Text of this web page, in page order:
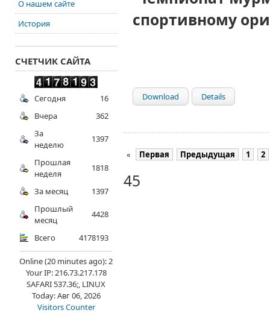
спортивному
Download Details
« Первая Предыдущая 1 2
45
О нашем сайте
История
СЧЕТЧИК САЙТА
Сегодня
16
Вчера
362
За
неделю
1397
Прошлая
неделя
1818
За месяц
1397
Прошлый
месяц
4428
Всего 4178193
Online (20 minutes ago): 2
Your IP: 216.73.217.178
SAFARI 537.36;, LINUX
Today: Авг 06, 2026
Visitors Counter